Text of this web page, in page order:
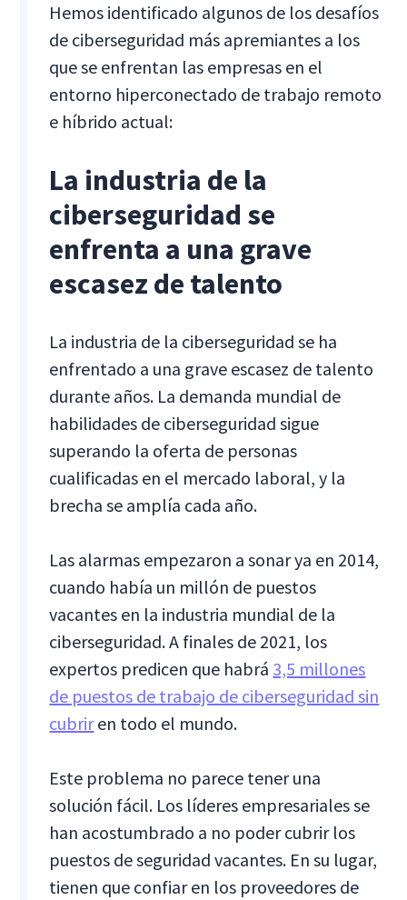
Hemos identificado algunos de los desafíos
de ciberseguridad más apremiantes a los
que se enfrentan las empresas en el
entorno hiperconectado de trabajo remoto
e híbrido actual:
La industria de la
ciberseguridad se
enfrenta a una grave
escasez de talento
La industria de la ciberseguridad se ha
enfrentado a una grave escasez de talento
durante años. La demanda mundial de
habilidades de ciberseguridad sigue
superando la oferta de personas
cualificadas en el mercado laboral, y la
brecha se amplía cada año.
Las alarmas empezaron a sonar ya en 2014,
cuando había un millón de puestos
vacantes en la industria mundial de la
ciberseguridad. A finales de 2021, los
expertos predicen que habrá 3,5 millones
de puestos de trabajo de ciberseguridad sin
cubriren todo el mundo.
Este problema no parece tener una
solución fácil. Los líderes empresariales se
han acostumbrado a no poder cubrir los
puestos de seguridad vacantes. En su lugar,
tienen que confiar en los proveedores de